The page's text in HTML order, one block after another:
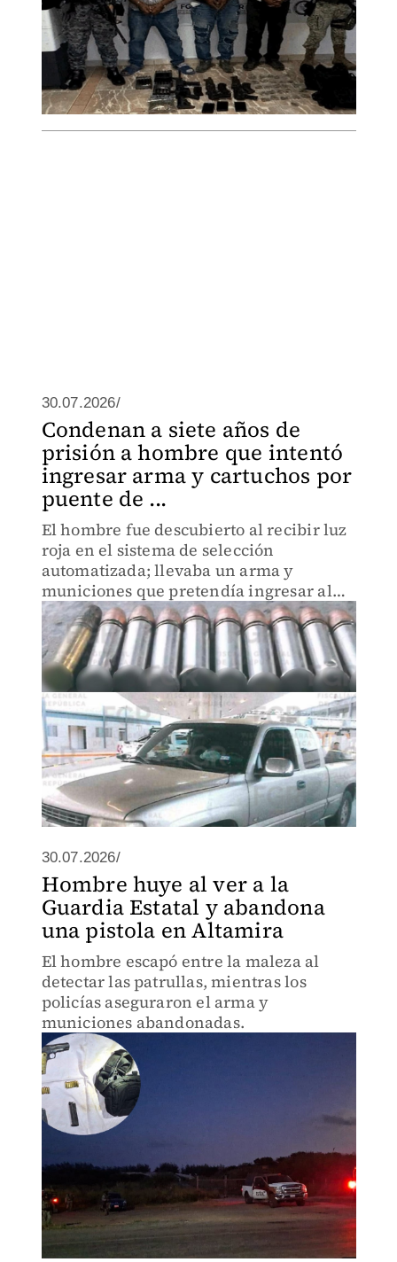
30.07.2026/
Condenan a siete años de
prisión a hombre que intentó
ingresar arma y cartuchos por
puente de ...
El hombre fue descubierto al recibir luz
roja en el sistema de selección
automatizada; llevaba un arma y
municiones que pretendía ingresar al
país.
30.07.2026/
Hombre huye al ver a la
Guardia Estatal y abandona
una pistola en Altamira
El hombre escapó entre la maleza al
detectar las patrullas, mientras los
policías aseguraron el arma y
municiones abandonadas.